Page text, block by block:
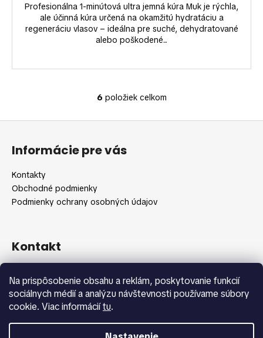
Na prispôsobenie obsahu a reklám, poskytovanie funkcií
sociálnych médií a analýzu návštevnosti používame súbory
cookie. Viac informáciítu.
Profesionálna 1-minútová ultra jemná kúra Muk je rýchla,
ale účinná kúra určená na okamžitú hydratáciu a
regeneráciu vlasov – ideálna pre suché, dehydratované
alebo poškodené...
O
v
e
k
v
ý
i
6 položiek celkom
Z
Informácie pre vás
Kontakty
Obchodné podmienky
Podmienky ochrany osobných údajov
Kontakt
+420 775 371 692